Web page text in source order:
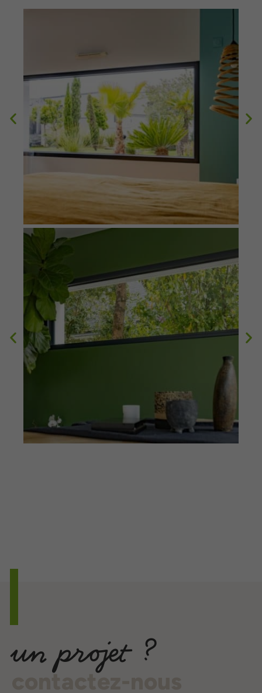
un projet ?
contactez-nous